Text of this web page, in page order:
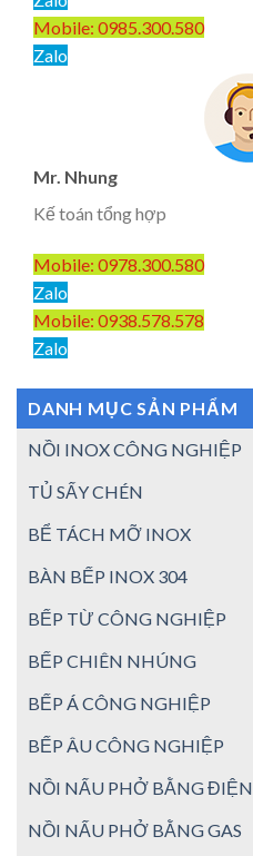
Mobile: 0985.300.580
Zalo
Mr. Nhung
Kế toán tổng hợp
Mobile: 0978.300.580
Zalo
Mobile: 0938.578.578
Zalo
DANH MỤC SẢN PHẨM
NỒI INOX CÔNG NGHIỆP
TỦ SẤY CHÉN
BỂ TÁCH MỠ INOX
BÀN BẾP INOX 304
BẾP TỪ CÔNG NGHIỆP
BẾP CHIÊN NHÚNG
BẾP Á CÔNG NGHIỆP
BẾP ÂU CÔNG NGHIỆP
NỒI NẤU PHỞ BẰNG ĐIỆN
NỒI NẤU PHỞ BẰNG GAS